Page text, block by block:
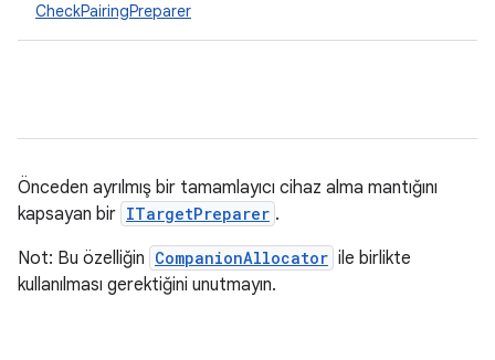
CheckPairingPreparer
Önceden ayrılmış bir tamamlayıcı cihaz alma mantığını
kapsayan bir ITargetPreparer .
Not: Bu özelliğin CompanionAllocator ile birlikte
kullanılması gerektiğini unutmayın.